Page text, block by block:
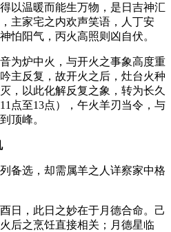
以温暖而能生万物，是日吉神汇
主家宅之内欢声笑语，人丁安
怕阳气，丙火高照则凶自伏。
为炉中火，与开火之事象高度重
主反复，故开火之后，灶台火种
，以此化解反复之象，转为长久
点至13点），午火羊刃当令，与
顶峰。
备选，却需属羊之人详察家中格
日，此日之妙在于月德合命。己
后之烹饪直接相关；月德星临